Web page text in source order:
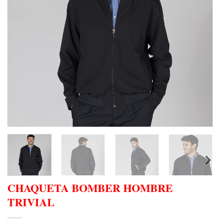
CHAQUETA BOMBER HOMBRE
TRIVIAL